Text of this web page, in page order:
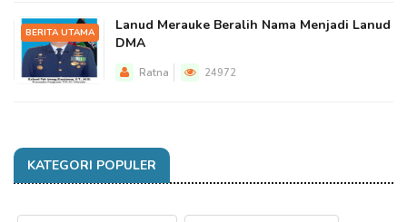
BERITA UTAMA
Lanud Merauke Beralih Nama Menjadi Lanud
DMA
Ratna 24972
KATEGORI POPULER